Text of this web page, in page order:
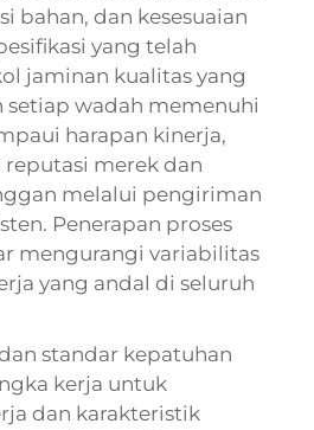
bahan, dan kesesuaian
yang telah
jaminan kualitas yang
wadah memenuhi
harapan kinerja,
merek dan
melalui pengiriman
Penerapan proses
mengurangi variabilitas
yang andal di seluruh
standar kepatuhan
kerja untuk
dan karakteristik